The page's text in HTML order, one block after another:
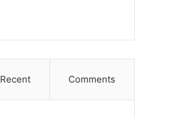
Recent Comments